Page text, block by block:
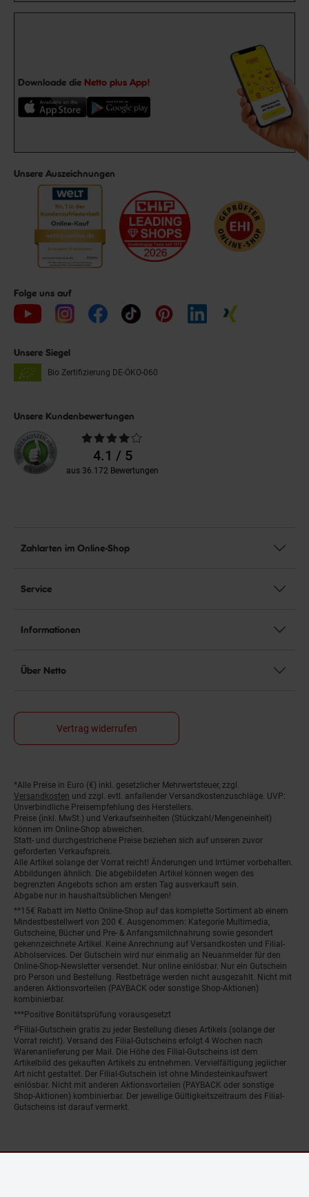
Downloade die Netto plus App!
Unsere Auszeichnungen
Folge uns auf
Unsere Siegel
Bio Zertifizierung DE-ÖKO-060
Unsere Kundenbewertungen
Durchschnittliche
Bewertungen4.1 / 5
aus 36.172 Bewertungen
Zahlarten im Online-Shop
Service
Informationen
Über Netto
Vertrag widerrufen
Fußnoten
*Alle Preise in Euro (€) inkl. gesetzlicher Mehrwertsteuer, zzgl.
Versandkosten und zzgl. evtl. anfallender Versandkostenzuschläge. UVP:
Unverbindliche Preisempfehlung des Herstellers.
Preise (inkl. MwSt.) und Verkaufseinheiten (Stückzahl/Mengeneinheit)
können im Online-Shop abweichen.
Statt- und durchgestrichene Preise beziehen sich auf unseren zuvor
geforderten Verkaufspreis.
Alle Artikel solange der Vorrat reicht! Änderungen und Irrtümer vorbehalten.
Abbildungen ähnlich. Die abgebildeten Artikel können wegen des
begrenzten Angebots schon am ersten Tag ausverkauft sein.
Abgabe nur in haushaltsüblichen Mengen!
**15€ Rabatt im Netto Online-Shop auf das komplette Sortiment ab einem
Mindestbestellwert von 200 €. Ausgenommen: Kategorie Multimedia,
Gutscheine, Bücher und Pre- & Anfangsmilchnahrung sowie gesondert
gekennzeichnete Artikel. Keine Anrechnung auf Versandkosten und Filial-
Abholservices. Der Gutschein wird nur einmalig an Neuanmelder für den
Online-Shop-Newsletter versendet. Nur online einlösbar. Nur ein Gutschein
pro Person und Bestellung. Restbeträge werden nicht ausgezahlt. Nicht mit
anderen Aktionsvorteilen (PAYBACK oder sonstige Shop-Aktionen)
kombinierbar.
***Positive Bonitätsprüfung vorausgesetzt
²⁰Filial-Gutschein gratis zu jeder Bestellung dieses Artikels (solange der
Vorrat reicht). Versand des Filial-Gutscheins erfolgt 4 Wochen nach
Warenanlieferung per Mail. Die Höhe des Filial-Gutscheins ist dem
Artikelbild des gekauften Artikels zu entnehmen. Vervielfältigung jeglicher
Art nicht gestattet. Der Filial-Gutschein ist ohne Mindesteinkaufswert
einlösbar. Nicht mit anderen Aktionsvorteilen (PAYBACK oder sonstige
Shop-Aktionen) kombinierbar. Der jeweilige Gültigkeitszeitraum des Filial-
Gutscheins ist darauf vermerkt.